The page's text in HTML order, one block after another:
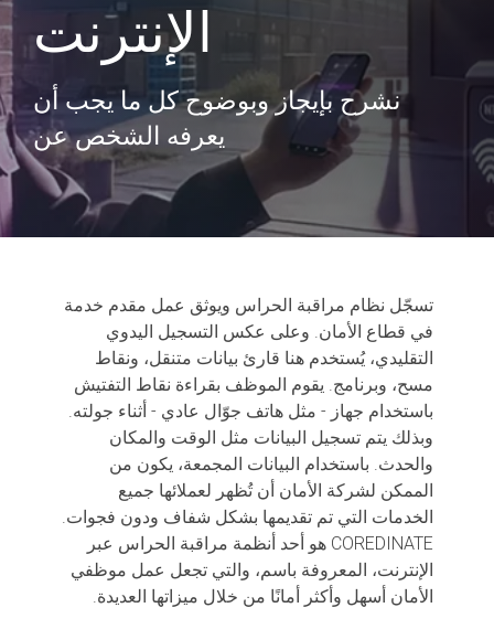
الإنترنت
نشرح بإيجاز وبوضوح كل ما يجب أن
يعرفه الشخص عن
تسجّل نظام مراقبة الحراس ويوثق عمل مقدم خدمة
في قطاع الأمان. وعلى عكس التسجيل اليدوي
التقليدي، يُستخدم هنا قارئ بيانات متنقل، ونقاط
مسح، وبرنامج. يقوم الموظف بقراءة نقاط التفتيش
باستخدام جهاز - مثل هاتف جوّال عادي - أثناء جولته.
وبذلك يتم تسجيل البيانات مثل الوقت والمكان
والحدث. باستخدام البيانات المجمعة، يكون من
الممكن لشركة الأمان أن تُظهر لعملائها جميع
الخدمات التي تم تقديمها بشكل شفاف ودون فجوات.
COREDINATE هو أحد أنظمة مراقبة الحراس عبر
الإنترنت، المعروفة باسم، والتي تجعل عمل موظفي
الأمان أسهل وأكثر أمانًا من خلال ميزاتها العديدة.